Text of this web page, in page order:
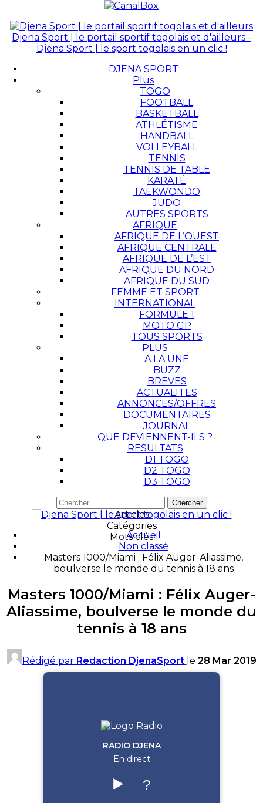
Djena Sport | le portail sportif togolais et d'ailleurs -
Djena Sport | le sport togolais en un clic !
DJENA SPORT
Plus
TOGO
FOOTBALL
BASKETBALL
ATHLÉTISME
HANDBALL
VOLLEYBALL
TENNIS
TENNIS DE TABLE
KARATÉ
TAEKWONDO
JUDO
AUTRES SPORTS
AFRIQUE
AFRIQUE DE L’OUEST
AFRIQUE CENTRALE
AFRIQUE DE L’EST
AFRIQUE DU NORD
AFRIQUE DU SUD
FEMME ET SPORT
INTERNATIONAL
FORMULE 1
MOTO GP
TOUS SPORTS
PLUS
A LA UNE
BUZZ
BREVES
ACTUALITES
ANNONCES/OFFRES
DOCUMENTAIRES
JOURNAL
QUE DEVIENNENT-ILS ?
RESULTATS
D1 TOGO
D2 TOGO
D3 TOGO
Articles
Catégories
Mots clés
Accueil
Non classé
Masters 1000/Miami : Félix Auger-Aliassime,
boulverse le monde du tennis à 18 ans
Masters 1000/Miami : Félix Auger-
Aliassime, boulverse le monde du
tennis à 18 ans
Rédigé par Redaction DjenaSport le 28 Mar 2019
RADIO DJENA
En direct
▶️ ?